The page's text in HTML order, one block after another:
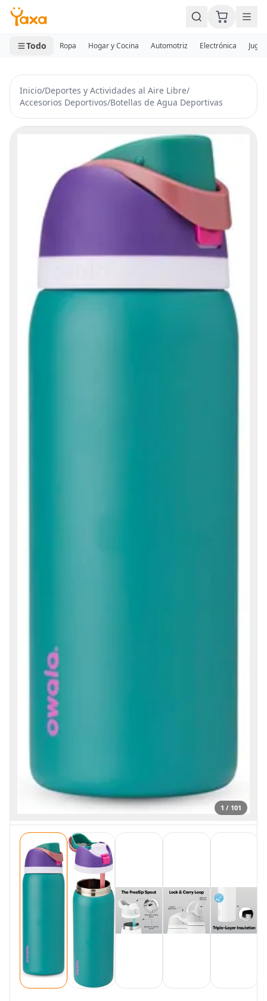
MINI CARRITO
0 productos
Todo Ropa Hogar y Cocina Automotriz Electrónica
Inicio/Deportes y Actividades al Aire Libre/
Accesorios Deportivos/Botellas de Agua Deportivas
1 / 101